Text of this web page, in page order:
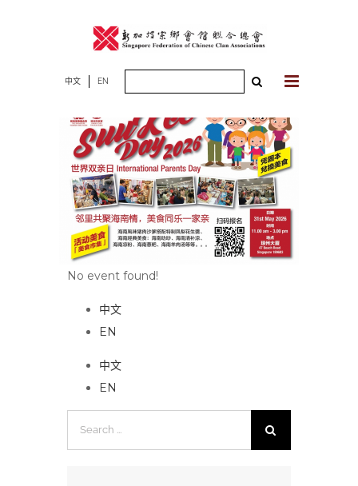
中文 EN
No event found!
中文
EN
中文
EN